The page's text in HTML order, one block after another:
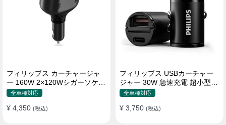
フィリップス カーチャージャ
ー 160W 2×120Wシガーソケッ
ト おしゃれ
全車種対応
¥ 4,350 (税込)
フィリップス USBカーチャー
ジャー 30W 急速充電 超小型設
計 おしゃれ シガーソケット
全車種対応
¥ 3,750 (税込)